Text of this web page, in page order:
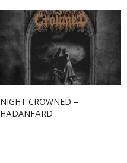
NIGHT CROWNED –
HÄDANFÄRD